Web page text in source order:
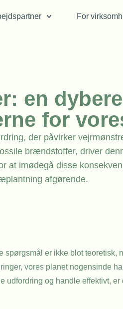
For
en
for
der påvirker
brændstoffer, driver
at imødegå disse
afgørende.
er ikke blot teoretisk,
vores planet nogensinde
udfordring og handle effektivt,